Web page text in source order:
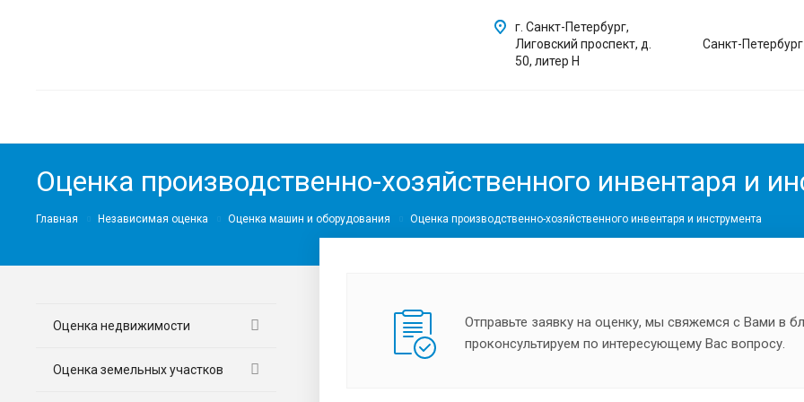
Санкт-Петербург
г. Санкт-Петербург,
Лиговский проспект, д.
50, литер Н
Оценка производственно-хозяйственного инвентаря и
Главная Независимая оценка Оценка машин и оборудования Оценка производственно-хозяйственного инвентаря и инструмента
Отправьте заявку на оценку, мы свяжемся с Вами в
проконсультируем по интересующему Вас вопросу.
Оценка недвижимости
Оценка земельных участков